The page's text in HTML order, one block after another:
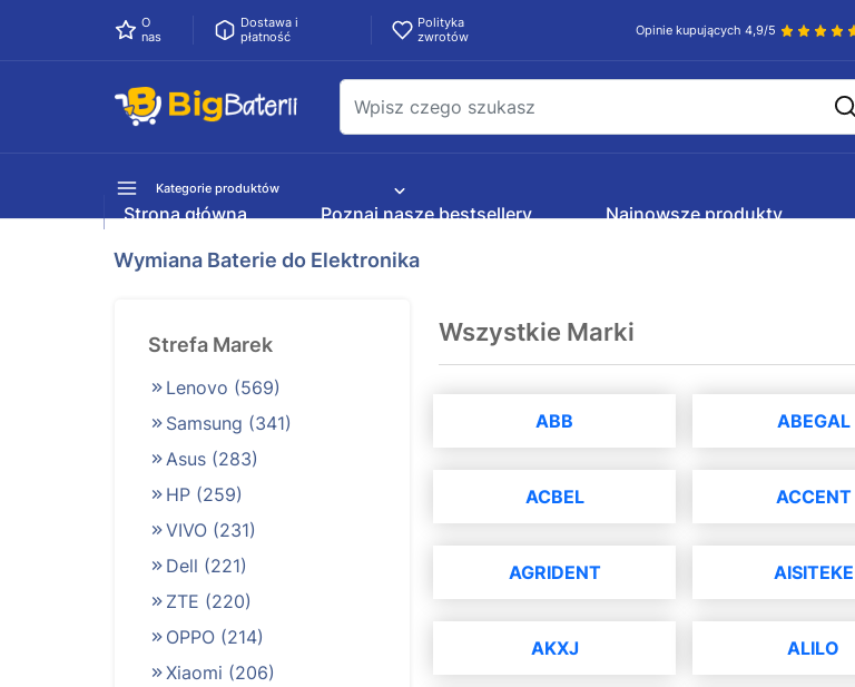
O
nas
Dostawa i
płatność
Polityka
zwrotów
Opinie kupujących 4,9/5
Kategorie produktów
Strona główna Poznaj nasze bestsellery Najnowsze produkty
Wymiana Baterie do Elektronika
Strefa Marek
Lenovo (569)
Samsung (341)
Asus (283)
HP (259)
VIVO (231)
Dell (221)
ZTE (220)
OPPO (214)
Xiaomi (206)
Wszystkie Marki
ABB ABEGAL
ACBEL ACCENT
AGRIDENT AISITEKE
AKXJ ALILO